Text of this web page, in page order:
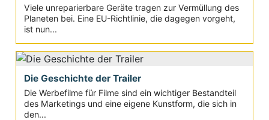
Viele unreparierbare Geräte tragen zur Vermüllung des
Planeten bei. Eine EU-Richtlinie, die dagegen vorgeht,
ist nun...
Die Geschichte der Trailer
Die Werbefilme für Filme sind ein wichtiger Bestandteil
des Marketings und eine eigene Kunstform, die sich in
den...